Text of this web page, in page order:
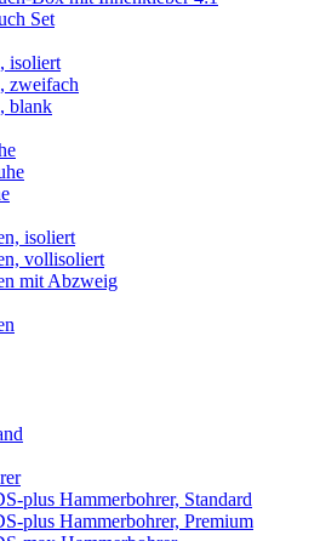
Set
isoliert
zweifach
blank
isoliert
vollisoliert
mit Abzweig
plus Hammerbohrer, Standard
plus Hammerbohrer, Premium